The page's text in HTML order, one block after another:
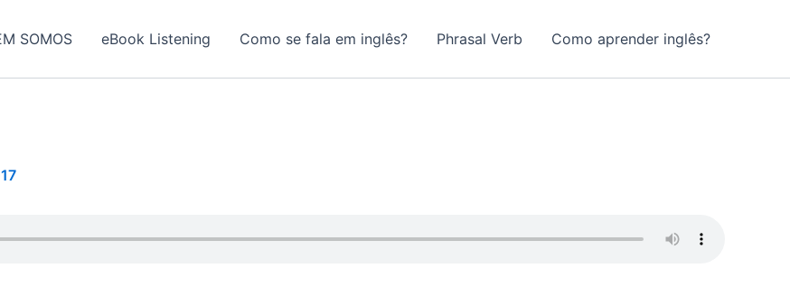
SOMOS eBook Listening Como se fala em inglês? Phrasal Verb Como aprender inglês?